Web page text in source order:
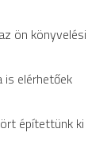
ön könyvelési
is elérhetőek
építettünk ki